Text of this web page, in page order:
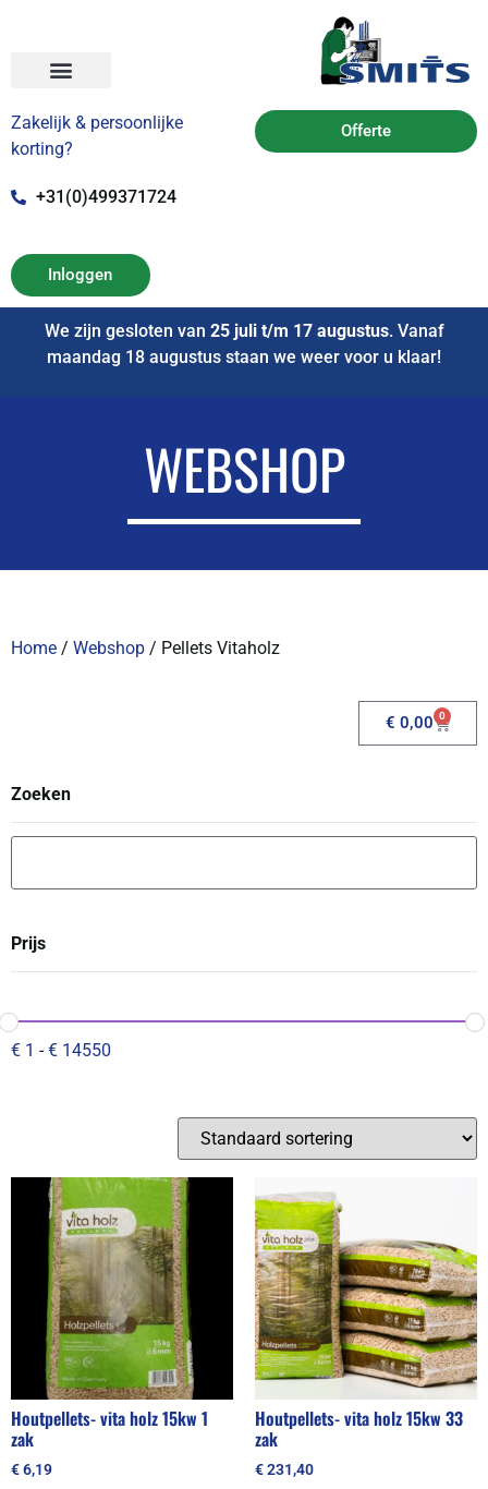
Zakelijk & persoonlijke
korting?
+31(0)499371724
Offerte
Inloggen
We zijn gesloten van 25 juli t/m 17 augustus. Vanaf
maandag 18 augustus staan we weer voor u klaar!
WEBSHOP
Home / Webshop / Pellets Vitaholz
€ 0,00 0
Zoeken
Prijs
€ 1 -€ 14550
Houtpellets- vita holz 15kw 1
zak
€6,19
Houtpellets- vita holz 15kw 33
zak
€231,40